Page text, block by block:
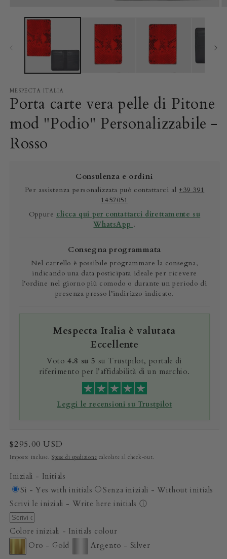
contenuti
finestra
modale
MESPECTA ITALIA
Porta carte vera pelle di Pitone
mod "Podio" Personalizzabile -
Rosso
Consulenza e ordini
Per assistenza personalizzata può contattarci al+39 391
1457051
Oppure clicca qui per contattarci direttamente su
WhatsApp .
Consegna programmata
Nel carrello è possibile programmare la consegna,
indicando una data posticipata ideale per ricevere
l’ordine nel giorno più comodo o durante un periodo di
presenza presso l’indirizzo indicato.
Mespecta Italia è valutata
Eccellente
Voto4.8 su 5 su Trustpilot, portale di
riferimento per l’affidabilità di un marchio.
Leggi le recensioni su Trustpilot
Prezzo
di
$295.00 USD
Imposte incluse. Spese di spedizione calcolate al check-out.
Iniziali - Initials
Si - Yes with initials
Senza iniziali - Without initials
Scrivi le iniziali - Write here initials ⓘ
Colore iniziali - Initials colour
Oro - Gold
Argento - Silver